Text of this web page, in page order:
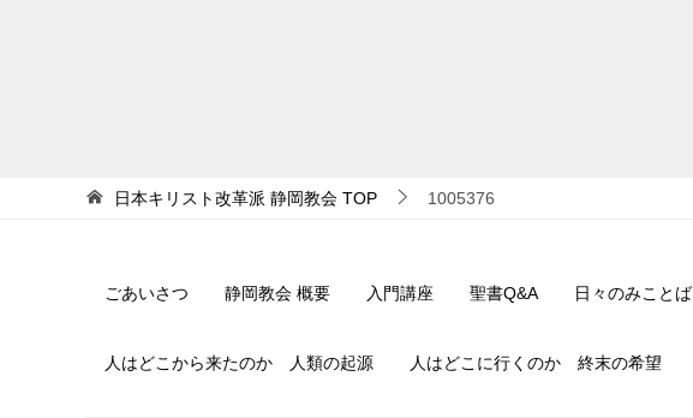
日本キリスト改革派 静岡教会 TOP 1005376
ごあいさつ 静岡教会 概要 入門講座 聖書Q&A 日々のみことば
人はどこから来たのか 人類の起源 人はどこに行くのか 終末の希望